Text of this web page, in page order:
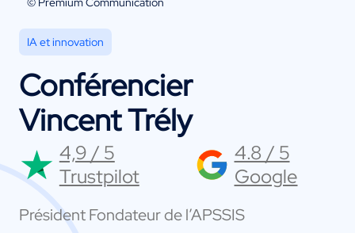
IA et innovation
Conférencier
Vincent Trély
4,9 / 5
Trustpilot
4.8 / 5
Google
Président Fondateur de l’APSSIS